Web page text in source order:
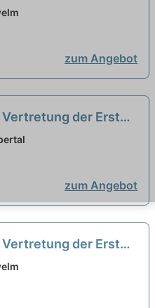
25 Std. / Woche
zum Angebot
der Ersten
(m/w/d)
zum Angebot
der Ersten
25-30 Std. / Woche